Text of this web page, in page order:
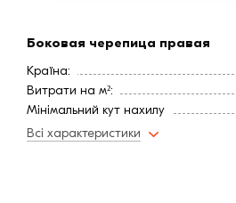
Боковая черепица правая
Країна:
Витрати на м²:
Мінімальний кут нахилу
Колір
Всі характеристики